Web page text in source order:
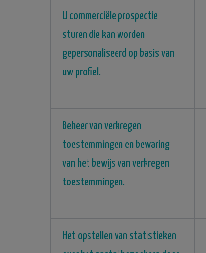
U commerciële prospectie
sturen die kan worden
gepersonaliseerd op basis van
uw profiel.
Beheer van verkregen
toestemmingen en bewaring
van het bewijs van verkregen
toestemmingen.
Het opstellen van statistieken